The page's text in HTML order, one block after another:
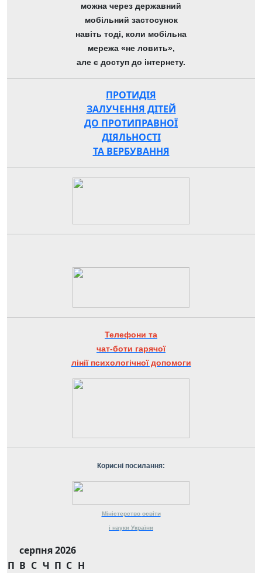
можна через державний
мобільний застосунок
навіть тоді, коли мобільна
мережа «не ловить»,
але є доступ до інтернету.
ПРОТИДІЯ
ЗАЛУЧЕННЯ ДІТЕЙ
ДО ПРОТИПРАВНОЇ
ДІЯЛЬНОСТІ
ТА ВЕРБУВАННЯ
Телефони та
чат-боти гарячої
лінії психологічної допомоги
Корисні посилання:
Міністерство освіти
і науки України
серпня 2026
П В С Ч П С Н